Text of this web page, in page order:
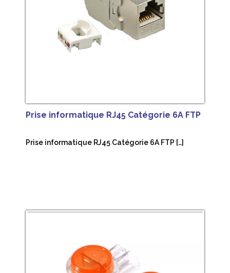
Prise informatique RJ45 Catégorie 6A FTP
Prise informatique RJ45 Catégorie 6A FTP […]